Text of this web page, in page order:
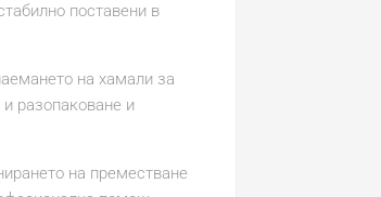
поставени в
на хамали за
разопаковане и
на преместване